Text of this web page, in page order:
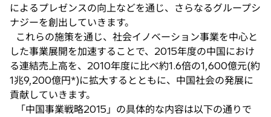
によるプレゼンスの向上などを通じ、さらなるグループシ
ナジーを創出していきます。
これらの施策を通じ、社会イノベーション事業を中心と
した事業展開を加速することで、2015年度の中国におけ
る連結売上高を、2010年度に比べ約1.6倍の1,600億元(約
1兆9,200億円*)に拡大するとともに、中国社会の発展に
貢献していきます。
「中国事業戦略2015」の具体的な内容は以下の通りで